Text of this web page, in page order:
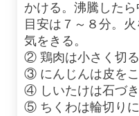
かける。沸騰した
目安は７～８分。
気をきる。
② 鶏肉は小さく切る
③ にんじんは皮をこ
④ しいたけは石づき
⑤ ちくわは輪切りに